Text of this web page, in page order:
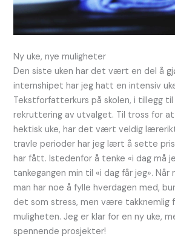
Ny uke, nye muligheter
Den siste uken har det vært en del å
internshipet har jeg hatt en intensiv
Tekstforfatterkurs på skolen, i tillegg
rekruttering av utvalget. Til tross for
hektisk uke, har det vært veldig
travle perioder har jeg lært å sette
har fått. Istedenfor å tenke «i dag må
tankegangen min til «i dag får jeg». Når
man har noe å fylle hverdagen med,
det som stress, men være takknemlig
muligheten. Jeg er klar for en ny uke,
spennende prosjekter!